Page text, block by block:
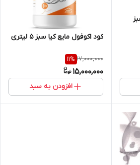
کود اکوفول مایع کیا سبز 5 لیتری
17,000,000
11%
15,000,000
افزودن به سبد